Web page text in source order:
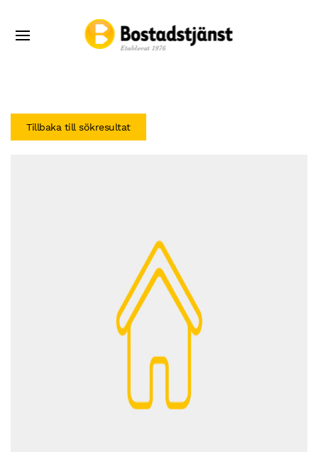
Tillbaka till sökresultat